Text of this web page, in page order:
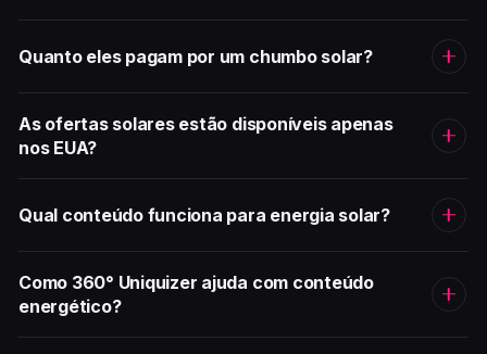
Quanto eles pagam por um chumbo solar?
As ofertas solares estão disponíveis apenas
nos EUA?
Qual conteúdo funciona para energia solar?
Como 360° Uniquizer ajuda com conteúdo
energético?